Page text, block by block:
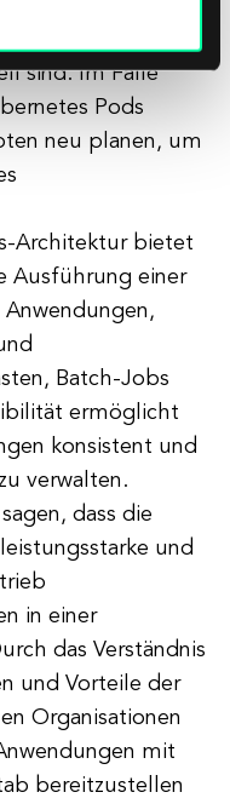
sind. Im Falle
Pods
neu planen, um
Architektur bietet
Ausführung einer
Batch-Jobs
ermöglicht
konsistent und
verwalten.
dass die
und
in einer
das Verständnis
und Vorteile der
Organisationen
mit
bereitzustellen